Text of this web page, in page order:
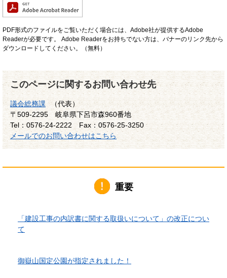
PDF形式のファイルをご覧いただく場合には、Adobe社が提供するAdobe
Readerが必要です。
Adobe Readerをお持ちでない方は、バナーのリンク先から
ダウンロードしてください。（無料）
このページに関するお問い合わせ先
議会総務課
（代表）
〒509-2295
岐阜県下呂市森960番地
Tel：0576-24-2222
Fax：0576-25-3250
メールでのお問い合わせはこちら
重要
「建設工事の内訳書に関する取扱いについて」の改正につい
て
御嶽山国定公園が指定されました！